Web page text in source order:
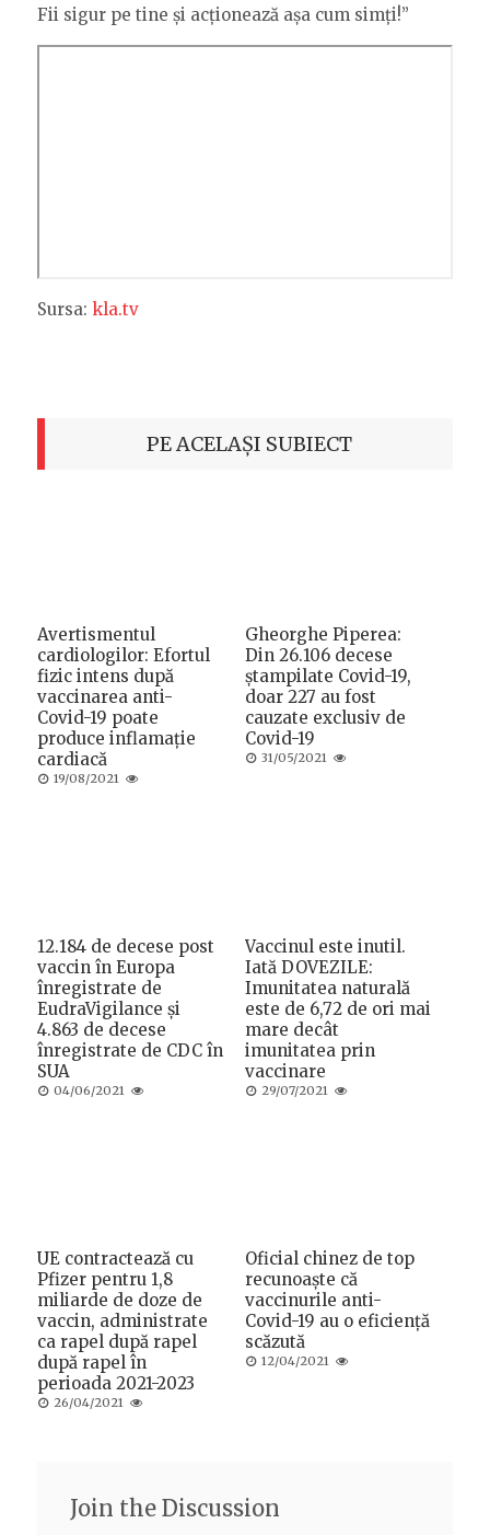
Fii sigur pe tine și acționează așa cum simți!”
Sursa: kla.tv
PE ACELAȘI SUBIECT
Avertismentul
cardiologilor: Efortul
fizic intens după
vaccinarea anti-
Covid-19 poate
produce inflamație
cardiacă
Posted
19/08/2021
Gheorghe Piperea:
Din 26.106 decese
ștampilate Covid-19,
doar 227 au fost
cauzate exclusiv de
Covid-19
Posted
31/05/2021
12.184 de decese post
vaccin în Europa
înregistrate de
EudraVigilance și
4.863 de decese
înregistrate de CDC în
SUA
Posted
04/06/2021
Vaccinul este inutil.
Iată DOVEZILE:
Imunitatea naturală
este de 6,72 de ori mai
mare decât
imunitatea prin
vaccinare
Posted
29/07/2021
UE contractează cu
Pfizer pentru 1,8
miliarde de doze de
vaccin, administrate
ca rapel după rapel
după rapel în
perioada 2021-2023
Posted
26/04/2021
Oficial chinez de top
recunoaște că
vaccinurile anti-
Covid-19 au o eficiență
scăzută
Posted
12/04/2021
Join the Discussion